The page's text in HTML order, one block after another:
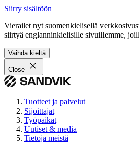
Siirry sisältöön
Vierailet nyt suomenkielisellä
siirtyä englanninkielisille sivuillemme,
Vaihda kieltä
Close
Tuotteet ja palvelut
Sijoittajat
Työpaikat
Uutiset & media
Tietoja meistä